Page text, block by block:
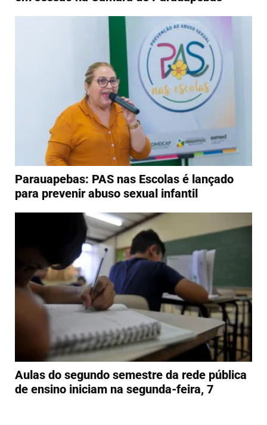
Parauapebas: PAS nas Escolas é lançado
para prevenir abuso sexual infantil
Aulas do segundo semestre da rede pública
de ensino iniciam na segunda-feira, 7